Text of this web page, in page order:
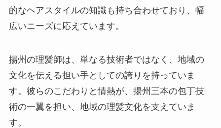
的なヘアスタイルの知識も持ち合わせており、幅
広いニーズに応えています。
揚州の理髪師は、単なる技術者ではなく、地域の
文化を伝える担い手としての誇りを持っていま
す。彼らのこだわりと情熱が、揚州三本の包丁技
術の一翼を担い、地域の理髪文化を支えていま
す。